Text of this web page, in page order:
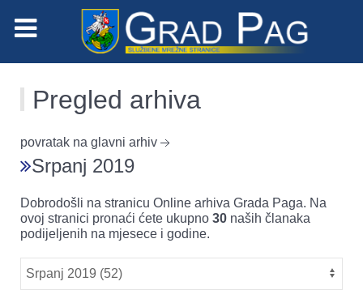
Pregled arhiva
povratak na glavni arhiv
Srpanj 2019
Dobrodošli na stranicu Online arhiva Grada Paga. Na
ovoj stranici pronaći ćete ukupno 30 naših članaka
podijeljenih na mjesece i godine.